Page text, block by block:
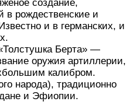
создание,
рождественские и
и в германских, и
Берта» —
оружия артиллерии,
калибром.
народа), традиционно
и Эфиопии.